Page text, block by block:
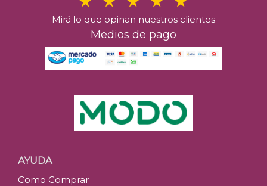
Mirá lo que opinan nuestros clientes
Medios de pago
AYUDA
Como Comprar